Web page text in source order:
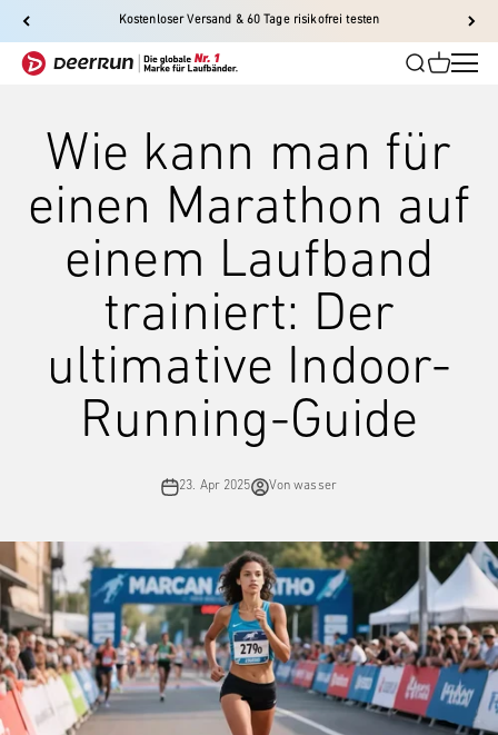
Zum Inhalt springen
Kostenloser Versand & 60 Tage risikofrei testen
DeerRun-EU
Suche
Wie kann man für
einen Marathon auf
einem Laufband
trainiert: Der
ultimative Indoor-
Running-Guide
23. Apr 2025 Von wasser